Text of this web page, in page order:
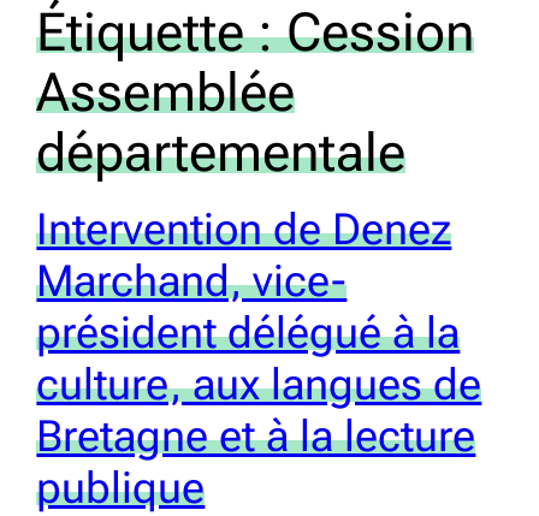
Étiquette :Cession
Assemblée
départementale
Intervention de Denez
Marchand, vice-
président délégué à la
culture, aux langues de
Bretagne et à la lecture
publique